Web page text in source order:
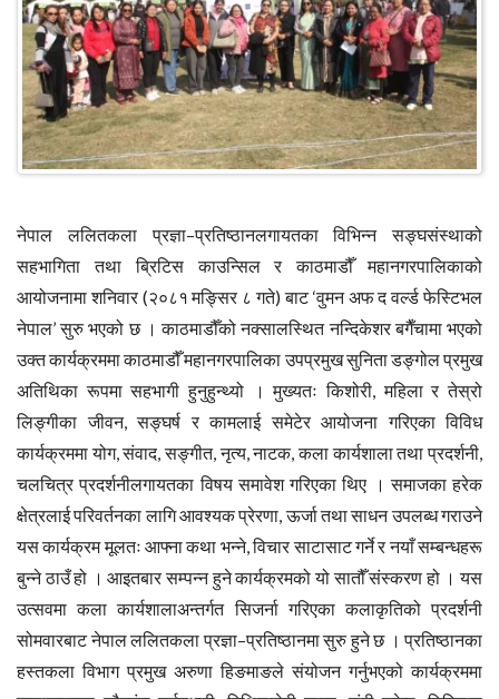
नेपाल ललितकला प्रज्ञा–प्रतिष्ठानलगायतका विभिन्न सङ्घसंस्थाको
सहभागिता तथा ब्रिटिस काउन्सिल र काठमाडौँ महानगरपालिकाको
आयोजनामा शनिवार (२०८१ मङ्सिर ८ गते) बाट ‘वुमन अफ द वर्ल्ड फेस्टिभल
नेपाल’ सुरु भएको छ । काठमाडौँको नक्सालस्थित नन्दिकेशर बगैँचामा भएको
उक्त कार्यक्रममा काठमाडौँ महानगरपालिका उपप्रमुख सुनिता डङ्गोल प्रमुख
अतिथिका रूपमा सहभागी हुनुहुन्थ्यो । मुख्यतः किशोरी, महिला र तेस्रो
लिङ्गीका जीवन, सङ्घर्ष र कामलाई समेटेर आयोजना गरिएका विविध
कार्यक्रममा योग, संवाद, सङ्गीत, नृत्य, नाटक, कला कार्यशाला तथा प्रदर्शनी,
चलचित्र प्रदर्शनीलगायतका विषय समावेश गरिएका थिए । समाजका हरेक
क्षेत्रलाई परिवर्तनका लागि आवश्यक प्रेरणा, ऊर्जा तथा साधन उपलब्ध गराउने
यस कार्यक्रम मूलतः आफ्ना कथा भन्ने, विचार साटासाट गर्ने र नयाँ सम्बन्धहरू
बुन्ने ठाउँ हो । आइतबार सम्पन्न हुने कार्यक्रमको यो सातौँ संस्करण हो । यस
उत्सवमा कला कार्यशालाअन्तर्गत सिजर्ना गरिएका कलाकृतिको प्रदर्शनी
सोमवारबाट नेपाल ललितकला प्रज्ञा–प्रतिष्ठानमा सुरु हुने छ । प्रतिष्ठानका
हस्तकला विभाग प्रमुख अरुणा हिङमाङले संयोजन गर्नुभएको कार्यक्रममा